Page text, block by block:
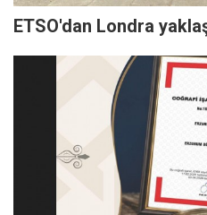
ETSO'dan Londra